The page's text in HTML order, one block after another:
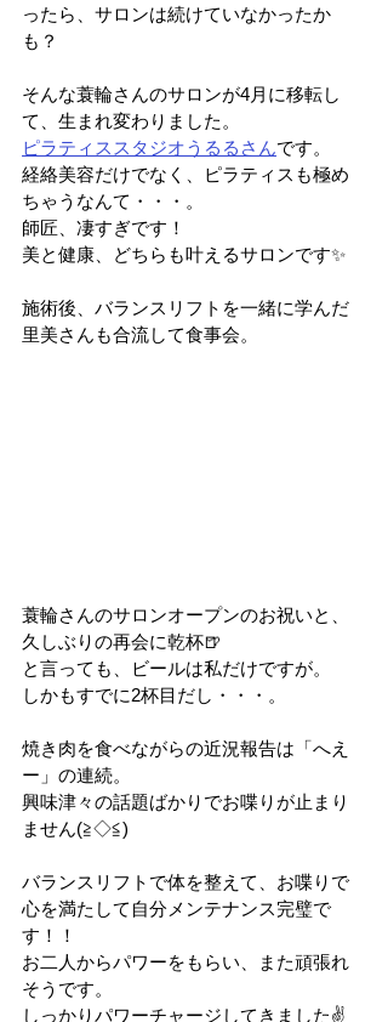
ったら、サロンは続けていなかったか
も？
そんな蓑輪さんのサロンが4月に移転し
て、生まれ変わりました。
ピラティススタジオうるるさんです。
経絡美容だけでなく、ピラティスも極め
ちゃうなんて・・・。
師匠、凄すぎです！
美と健康、どちらも叶えるサロンです✨
施術後、バランスリフトを一緒に学んだ
里美さんも合流して食事会。
蓑輪さんのサロンオープンのお祝いと、
久しぶりの再会に乾杯🍺
と言っても、ビールは私だけですが。
しかもすでに2杯目だし・・・。
焼き肉を食べながらの近況報告は「へえ
ー」の連続。
興味津々の話題ばかりでお喋りが止まり
ません(≧◇≦)
バランスリフトで体を整えて、お喋りで
心を満たして自分メンテナンス完璧で
す！！
お二人からパワーをもらい、また頑張れ
そうです。
しっかりパワーチャージしてきました✌